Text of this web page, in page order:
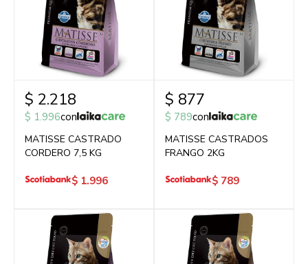
$ 2.218
$ 1.996con
MATISSE CASTRADO
CORDERO 7,5 KG
$ 1.996
$ 877
$ 789con
MATISSE CASTRADOS
FRANGO 2KG
$ 789